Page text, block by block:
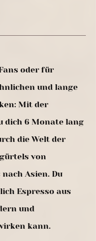
oder für
und lange
Mit der
dich 6 Monate lang
die Welt der
von
Asien. Du
Espresso aus
und
kann.